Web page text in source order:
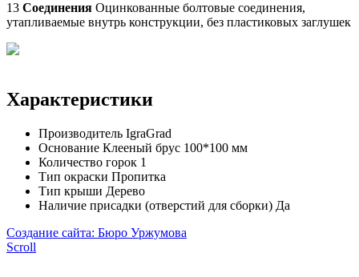
13 Соединения Оцинкованные болтовые соединения,
утапливаемые внутрь конструкции, без пластиковых заглушек
Характеристики
Производитель IgraGrad
Основание Клееный брус 100*100 мм
Количество горок 1
Тип окраски Пропитка
Тип крыши Дерево
Наличие присадки (отверстий для сборки) Да
Создание сайта: Бюро Уржумова
Scroll